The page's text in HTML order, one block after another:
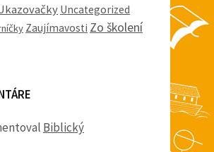
Uncategorized
Zaujímavosti Zo školení
Biblický